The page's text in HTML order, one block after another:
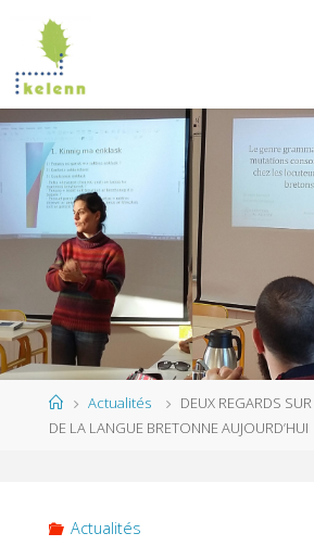
content
HomeActualités
DEUX REGARDS
DE LA LANGUE BRETONNE AUJOURD’HUI
Actualités